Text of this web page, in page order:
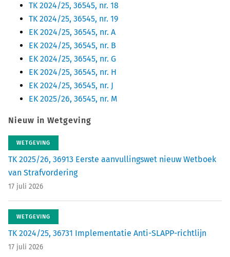
TK 2024/25, 36545, nr. 18
TK 2024/25, 36545, nr. 19
EK 2024/25, 36545, nr. A
EK 2024/25, 36545, nr. B
EK 2024/25, 36545, nr. G
EK 2024/25, 36545, nr. H
EK 2024/25, 36545, nr. J
EK 2025/26, 36545, nr. M
Nieuw in Wetgeving
WETGEVING
TK 2025/26, 36913 Eerste aanvullingswet nieuw Wetboek
van Strafvordering
17 juli 2026
WETGEVING
TK 2024/25, 36731 Implementatie Anti-SLAPP-richtlijn
17 juli 2026